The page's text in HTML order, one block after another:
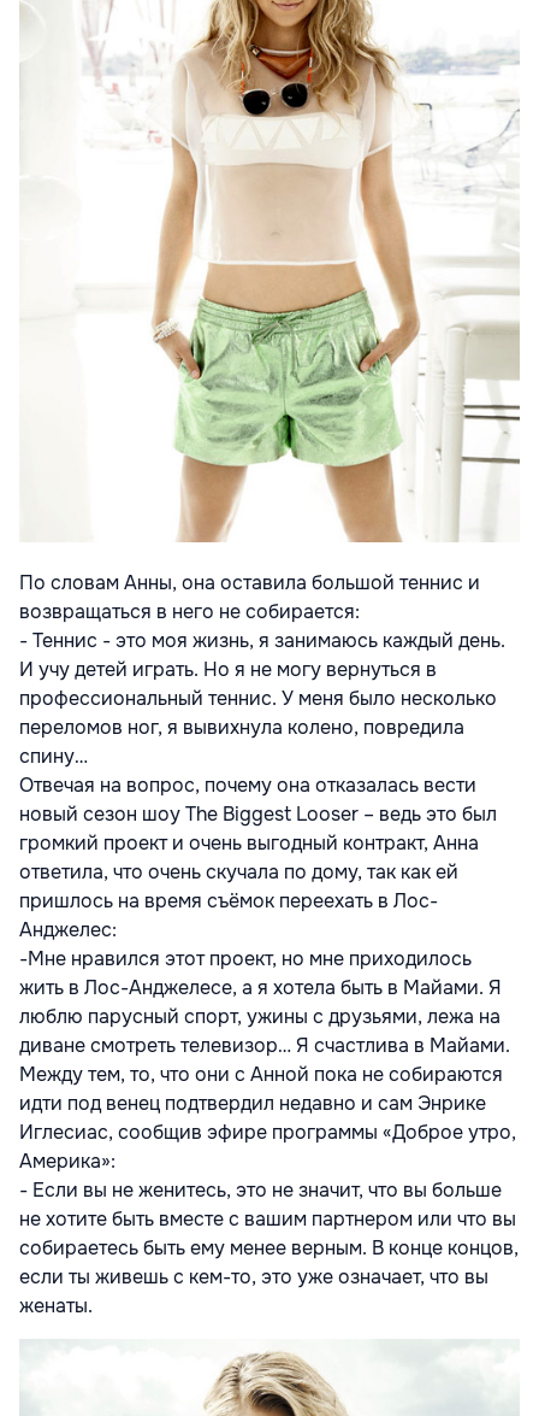
По словам Анны, она оставила большой теннис и
возвращаться в него не собирается:
- Теннис - это моя жизнь, я занимаюсь каждый день.
И учу детей играть. Но я не могу вернуться в
профессиональный теннис. У меня было несколько
переломов ног, я вывихнула колено, повредила
спину…
Отвечая на вопрос, почему она отказалась вести
новый сезон шоу The Biggest Looser – ведь это был
громкий проект и очень выгодный контракт, Анна
ответила, что очень скучала по дому, так как ей
пришлось на время съёмок переехать в Лос-
Анджелес:
-Мне нравился этот проект, но мне приходилось
жить в Лос-Анджелесе, а я хотела быть в Майами. Я
люблю парусный спорт, ужины с друзьями, лежа на
диване смотреть телевизор… Я счастлива в Майами.
Между тем, то, что они с Анной пока не собираются
идти под венец подтвердил недавно и сам Энрике
Иглесиас, сообщив эфире программы «Доброе утро,
Америка»:
- Если вы не женитесь, это не значит, что вы больше
не хотите быть вместе с вашим партнером или что вы
собираетесь быть ему менее верным. В конце концов,
если ты живешь с кем-то, это уже означает, что вы
женаты.